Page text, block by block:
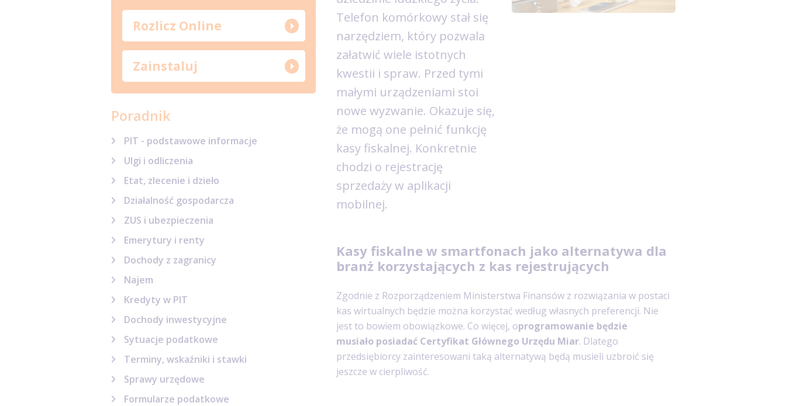
Telefon komórkowy stał się
narzędziem, który pozwala
załatwić wiele istotnych
kwestii i spraw. Przed tymi
małymi urządzeniami stoi
nowe wyzwanie. Okazuje się,
że mogą one pełnić funkcję
kasy fiskalnej. Konkretnie
chodzi o rejestrację
sprzedaży w aplikacji
mobilnej.
Kasy fiskalne w smartfonach jako alternatywa dla
branż korzystających z kas rejestrujących
Zgodnie z Rozporządzeniem Ministerstwa Finansów z rozwiązania w postaci
kas wirtualnych będzie można korzystać według własnych preferencji. Nie
jest to bowiem obowiązkowe. Co więcej, oprogramowanie będzie
musiało posiadać Certyfikat Głównego Urzędu Miar. Dlatego
przedsiębiorcy zainteresowani taką alternatywą będą musieli uzbroić się
jeszcze w cierpliwość.
Rozlicz Online
Zainstaluj
Poradnik
PIT - podstawowe informacje
Ulgi i odliczenia
Etat, zlecenie i dzieło
Działalność gospodarcza
ZUS i ubezpieczenia
Emerytury i renty
Dochody z zagranicy
Najem
Kredyty w PIT
Dochody inwestycyjne
Sytuacje podatkowe
Terminy, wskaźniki i stawki
Sprawy urzędowe
Formularze podatkowe